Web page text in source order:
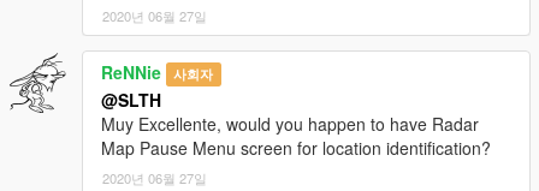
2020년 06월 27일
ReNNie 사회자
@SLTH
Muy Excellente, would you happen to have Radar
Map Pause Menu screen for location identification?
2020년 06월 27일